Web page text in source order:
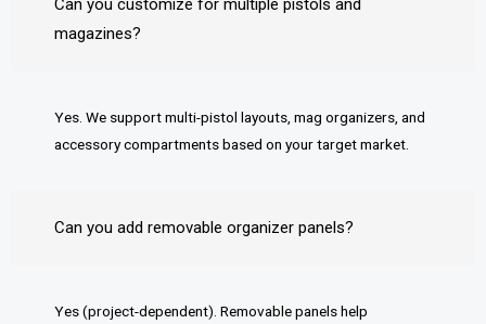
Can you customize for multiple pistols and
magazines?
Yes. We support multi-pistol layouts, mag organizers, and
accessory compartments based on your target market.
Can you add removable organizer panels?
Yes (project-dependent). Removable panels help